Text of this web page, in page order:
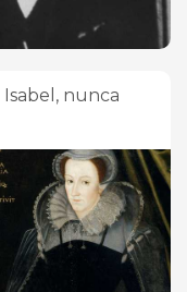
Isabel, nunca